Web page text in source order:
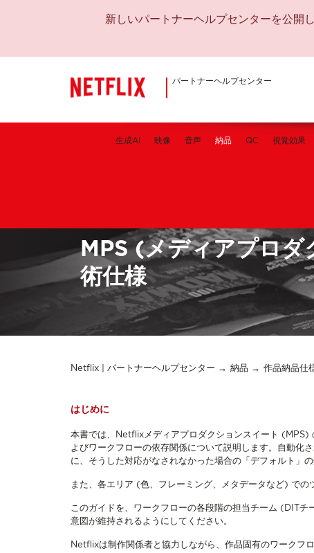
新しいパートナーヘルプセンターを公開
パートナーヘルプセンター
生成AI 映像 音声 納品 QC 視覚効果
MPS (メディアプロダ
術仕様
Netflix | パートナーヘルプセンター 納品 作品納品仕
はじめに
本書では、Netflixメディアプロダクションスイート (MPS)
よびワークフローの依存関係について説明します。自動化
に、そうした対応がなされなかった場合の「デフォルト」
また、各エリア (色、フレーミング、メタデータなど) での
このガイドを、ワークフローの各段階の担当チーム (DIT
意図が維持されるようにしてください。
Netflixは制作関係者と協力しながら、作品固有のワークフ